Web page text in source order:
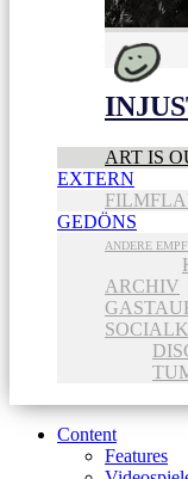
ART IS
EXTERN
GEDÖNS
ANDERE
ARCHIV
Content
Features